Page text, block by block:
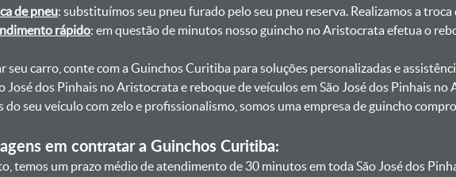
de pneu: substituímos seu pneu furado pelo seu pneu reserva. Realizamos a
rápido: em questão de minutos nosso guincho no Aristocrata efetua o
seu carro, conte com a Guinchos Curitiba para soluções personalizadas e
José dos Pinhais no Aristocrata e reboque de veículos em São José dos Pinhais
do seu veículo com zelo e profissionalismo, somos uma empresa de guincho
em contratar a Guinchos Curitiba:
temos um prazo médio de atendimento de 30 minutos em toda São José dos